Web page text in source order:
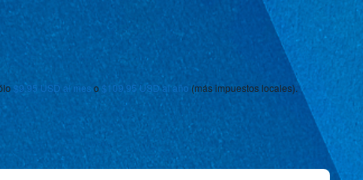
$9,95 USD al meso $109,95 USD al año (más impuestos locales).